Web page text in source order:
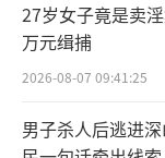
27岁女子竟是卖
万元缉捕
2026-08-07 09:41:25
男子杀人后逃进